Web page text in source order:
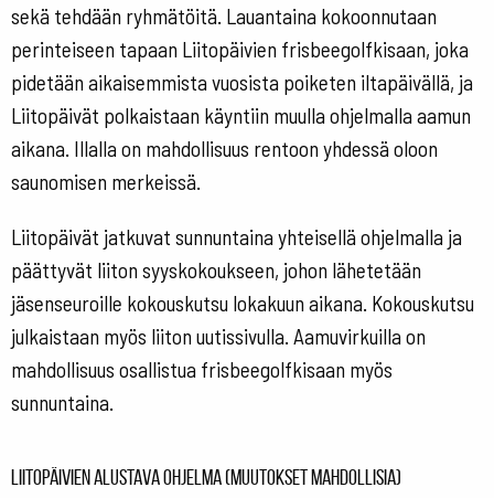
sekä tehdään ryhmätöitä. Lauantaina kokoonnutaan
perinteiseen tapaan Liitopäivien frisbeegolfkisaan, joka
pidetään aikaisemmista vuosista poiketen iltapäivällä, ja
Liitopäivät polkaistaan käyntiin muulla ohjelmalla aamun
aikana. Illalla on mahdollisuus rentoon yhdessä oloon
saunomisen merkeissä.
Liitopäivät jatkuvat sunnuntaina yhteisellä ohjelmalla ja
päättyvät liiton syyskokoukseen, johon lähetetään
jäsenseuroille kokouskutsu lokakuun aikana. Kokouskutsu
julkaistaan myös liiton uutissivulla. Aamuvirkuilla on
mahdollisuus osallistua frisbeegolfkisaan myös
sunnuntaina.
Liitopäivien alustava ohjelma (muutokset mahdollisia)